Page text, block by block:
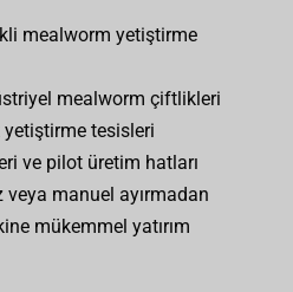
mealworm yetiştirme
mealworm çiftlikleri
tesisleri
ve pilot üretim hatları
veya manuel ayırmadan
mükemmel yatırım